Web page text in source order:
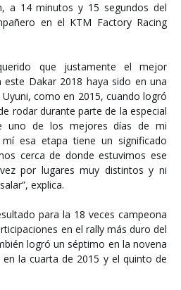
a 14 minutos y 15 segundos del
en el KTM Factory Racing
que justamente el mejor
este Dakar 2018 haya sido en una
como en 2015, cuando logró
rodar durante parte de la especial
uno de los mejores días de mi
esa etapa tiene un significado
cerca de donde estuvimos ese
por lugares muy distintos y ni
explica.
para la 18 veces campeona
en el rally más duro del
logró un séptimo en la novena
la cuarta de 2015 y el quinto de